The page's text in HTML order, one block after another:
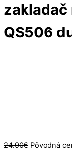
zakladač
QS506
24.90€ Pôvodná